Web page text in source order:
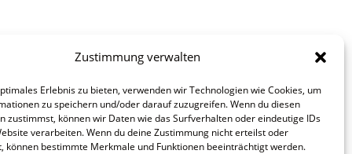
Zustimmung verwalten
Erlebnis zu bieten, verwenden wir Technologien wie Cookies, um
zu speichern und/oder darauf zuzugreifen. Wenn du diesen
zustimmst, können wir Daten wie das Surfverhalten oder eindeutige IDs
verarbeiten. Wenn du deine Zustimmung nicht erteilst oder
können bestimmte Merkmale und Funktionen beeinträchtigt werden.